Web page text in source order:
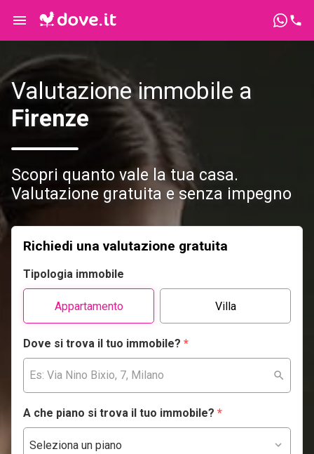
Valutazione immobile a
Firenze
Scopri quanto vale la tua casa.
Valutazione gratuita e senza impegno
Richiedi una valutazione gratuita
Tipologia immobile
Appartamento Villa
Dove si trova il tuo immobile? *
A che piano si trova il tuo immobile? *